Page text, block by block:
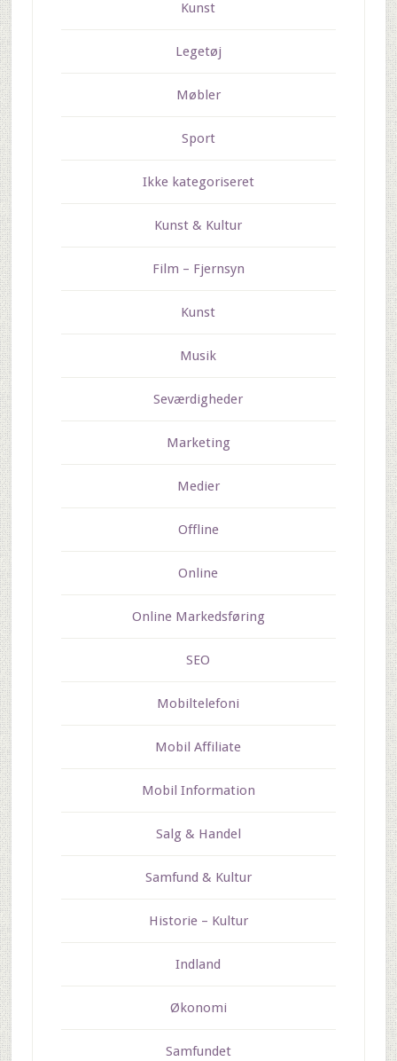
Kunst
Legetøj
Møbler
Sport
Ikke kategoriseret
Kunst & Kultur
Film – Fjernsyn
Kunst
Musik
Seværdigheder
Marketing
Medier
Offline
Online
Online Markedsføring
SEO
Mobiltelefoni
Mobil Affiliate
Mobil Information
Salg & Handel
Samfund & Kultur
Historie – Kultur
Indland
Økonomi
Samfundet